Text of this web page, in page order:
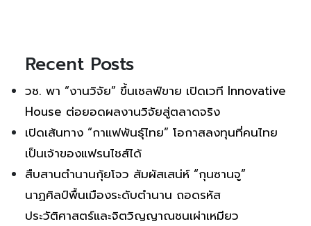
Recent Posts
วช. พา “งานวิจัย” ขึ้นเชลฟ์ขาย เปิดเวที Innovative
House ต่อยอดผลงานวิจัยสู่ตลาดจริง
เปิดเส้นทาง “กาแฟพันธุ์ไทย” โอกาสลงทุนที่คนไทย
เป็นเจ้าของแฟรนไชส์ได้
สืบสานตำนานกุ้ยโจว สัมผัสเสน่ห์ “กุนซานจู”
นาฏศิลป์พื้นเมืองระดับตำนาน ถอดรหัส
ประวัติศาสตร์และจิตวิญญาณชนเผ่าเหมียว